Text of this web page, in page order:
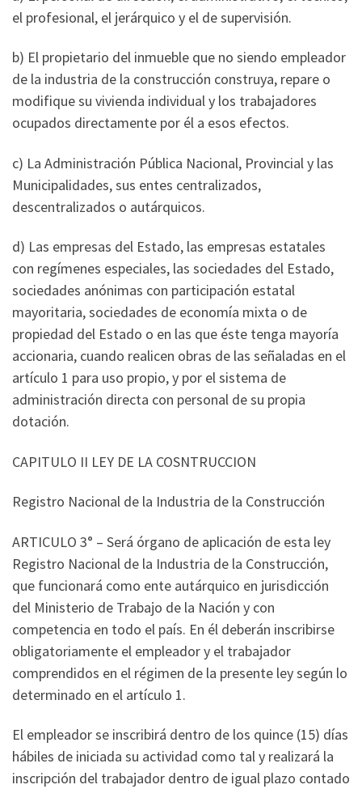
el profesional, el jerárquico y el de supervisión.
b) El propietario del inmueble que no siendo empleador
de la industria de la construcción construya, repare o
modifique su vivienda individual y los trabajadores
ocupados directamente por él a esos efectos.
c) La Administración Pública Nacional, Provincial y las
Municipalidades, sus entes centralizados,
descentralizados o autárquicos.
d) Las empresas del Estado, las empresas estatales
con regímenes especiales, las sociedades del Estado,
sociedades anónimas con participación estatal
mayoritaria, sociedades de economía mixta o de
propiedad del Estado o en las que éste tenga mayoría
accionaria, cuando realicen obras de las señaladas en el
artículo 1 para uso propio, y por el sistema de
administración directa con personal de su propia
dotación.
CAPITULO II LEY DE LA COSNTRUCCION
Registro Nacional de la Industria de la Construcción
ARTICULO 3° – Será órgano de aplicación de esta ley
Registro Nacional de la Industria de la Construcción,
que funcionará como ente autárquico en jurisdicción
del Ministerio de Trabajo de la Nación y con
competencia en todo el país. En él deberán inscribirse
obligatoriamente el empleador y el trabajador
comprendidos en el régimen de la presente ley según lo
determinado en el artículo 1.
El empleador se inscribirá dentro de los quince (15) días
hábiles de iniciada su actividad como tal y realizará la
inscripción del trabajador dentro de igual plazo contado